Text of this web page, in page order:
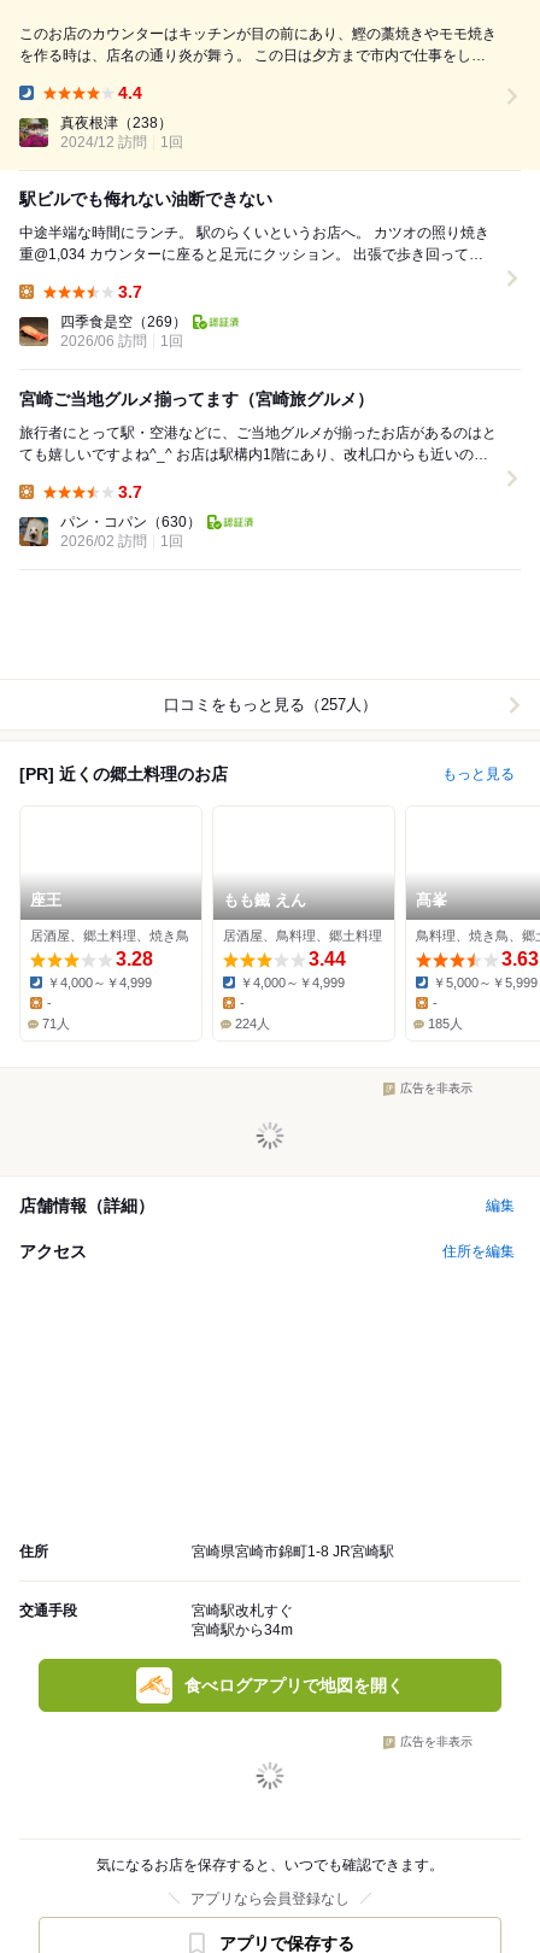
このお店のカウンターはキッチンが目の前にあり、鰹の藁焼きやモモ焼き
を作る時は、店名の通り炎が舞う。 この日は夕方まで市内で仕事をし
勝負。ギリギリいけるかな？ どうかカウンターが空いていてくれ、と祈
るような思いで入店。もう...
4.4
真夜根津 （238）
2024/12 訪問
1回
駅ビルでも侮れない油断できない
中途半端な時間にランチ。 駅のらくいというお店へ。 カツオの照り焼き
重@1,034 カウンターに座ると足元にクッション。 出張で歩き回ってい
3.7
四季食是空 （269）
2026/06 訪問
1回
宮崎ご当地グルメ揃ってます（宮崎旅グルメ）
旅行者にとって駅・空港などに、ご当地グルメが揃ったお店があるのはと
ても嬉しいですよね^_^ お店は駅構内1階にあり、改札口からも近いので
3.7
パン・コパン （630）
2026/02 訪問
1回
口コミをもっと見る（257人）
[PR] 近くの郷土料理のお店 もっと見る
座王
居酒屋、郷土料理、焼き鳥
3.28
Dinner:
￥4,000～￥4,999
Lunch:
-
71人
もも鐵 えん
居酒屋、鳥料理、郷土料理
3.44
Dinner:
￥4,000～￥4,999
-
224人
髙峯
鳥料理、焼き鳥、郷
3.63
Dinner:
￥5,000～￥5,999
-
185人
広告を非表示
店舗情報（詳細） 編集
アクセス 住所を編集
住所 宮崎県宮崎市錦町1-8 JR宮崎駅
交通手段
宮崎駅改札すぐ
宮崎駅から34m
食べログアプリで地図を開く
広告を非表示
気になるお店を保存すると、いつでも確認できます。
アプリなら会員登録なし
アプリで保存する